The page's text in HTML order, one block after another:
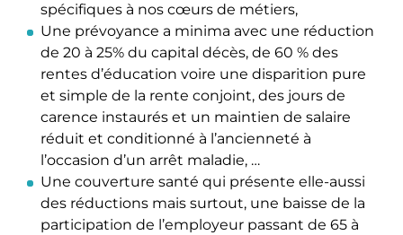
spécifiques à nos cœurs de métiers,
Une prévoyance a minima avec une réduction
de 20 à 25% du capital décès, de 60 % des
rentes d’éducation voire une disparition pure
et simple de la rente conjoint, des jours de
carence instaurés et un maintien de salaire
réduit et conditionné à l’ancienneté à
l’occasion d’un arrêt maladie, …
Une couverture santé qui présente elle-aussi
des réductions mais surtout, une baisse de la
participation de l’employeur passant de 65 à